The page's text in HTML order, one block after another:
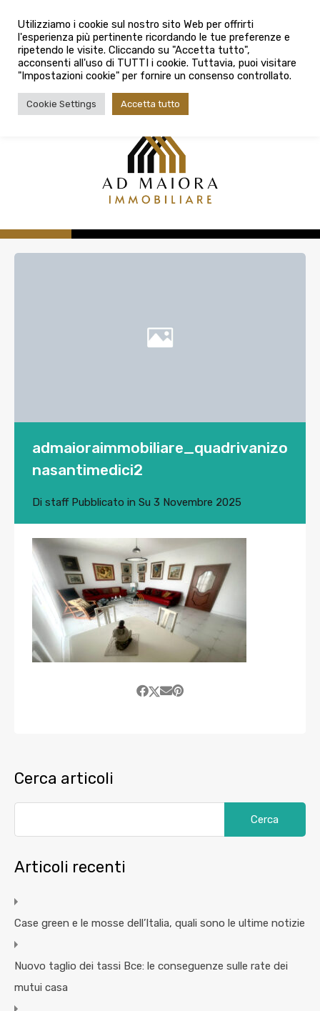
080 3759025
Città
Tipologia contratto
Tipologia contratto
admaioraimmobiliare_quadrivanizo
nasantimedici2
Di staffPubblicato in Su 3 Novembre 2025
Cerca articoli
Articoli recenti
Case green e le mosse dell’Italia, quali sono le ultime notizie
Nuovo taglio dei tassi Bce: le conseguenze sulle rate dei
mutui casa
Utilizziamo i cookie sul nostro sito Web per offrirti
l'esperienza più pertinente ricordando le tue preferenze e
ripetendo le visite. Cliccando su "Accetta tutto",
acconsenti all'uso di TUTTI i cookie. Tuttavia, puoi visitare
"Impostazioni cookie" per fornire un consenso controllato.
Cookie Settings Accetta tutto